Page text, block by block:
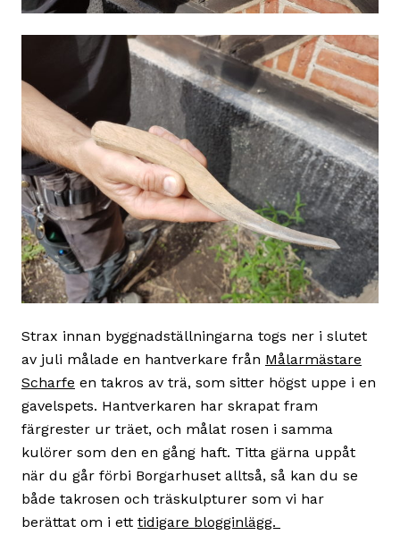
Strax innan byggnadställningarna togs ner i slutet
av juli målade en hantverkare från Målarmästare
Scharfe en takros av trä, som sitter högst uppe i en
gavelspets. Hantverkaren har skrapat fram
färgrester ur träet, och målat rosen i samma
kulörer som den en gång haft. Titta gärna uppåt
när du går förbi Borgarhuset alltså, så kan du se
både takrosen och träskulpturer som vi har
berättat om i ett tidigare blogginlägg.